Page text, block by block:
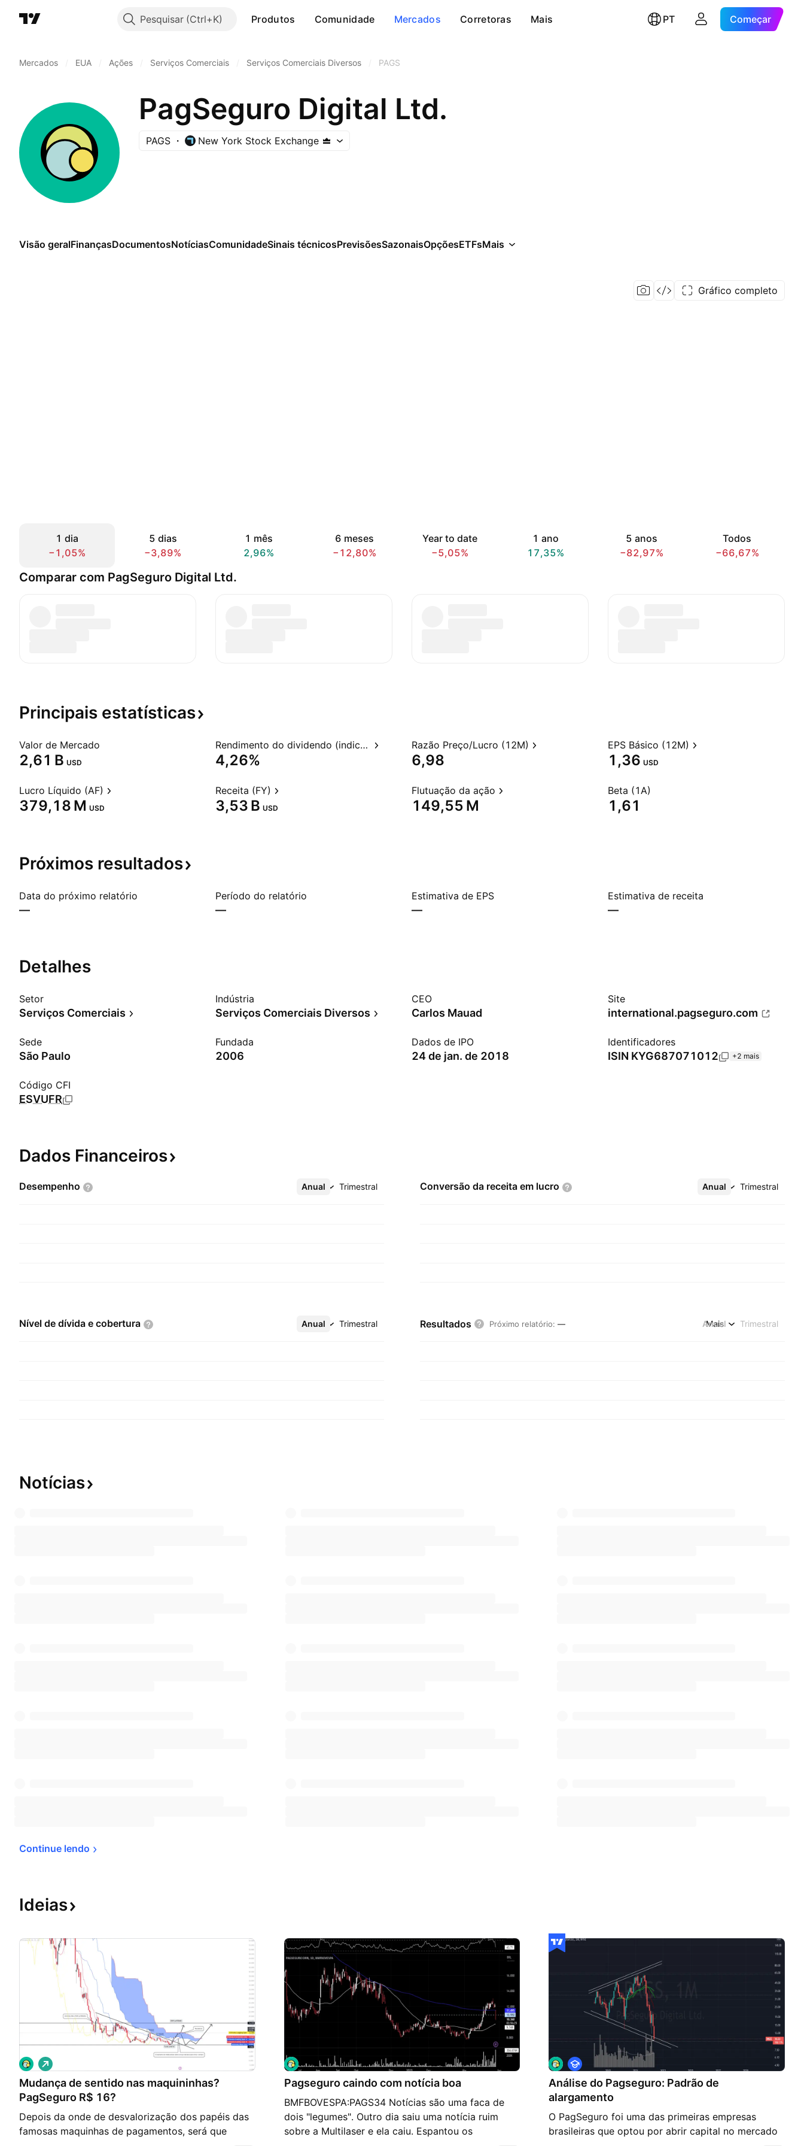
Pesquisar Produtos Comunidade Mercados Corretoras Mais PT Começar
Mercados EUA Ações Serviços Comerciais Serviços Comerciais Diversos PAGS
PagSeguro Digital Ltd.
PAGS New York Stock Exchange
Visão geralFinançasDocumentosNotíciasComunidadeSinais técnicosPrevisõesSazonaisOpçõesETFsMais
Gráfico completo
1 dia
−1,05%
5 dias
−3,89%
1 mês
2,96%
6 meses
−12,80%
Year to date
−5,05%
1 ano
17,35%
5 anos
−82,97%
Todos
−66,67%
Comparar com PagSeguro Digital Ltd.
Principais estatísticas
Valor de Mercado
‪2,61 B‬ USD
Rendimento do dividendo (indicado)
4,26%
Razão Preço/Lucro (12M)
6,98
EPS Básico (12M)
1,36 USD
Lucro Líquido (AF)
‪379,18 M‬ USD
Receita (FY)
‪3,53 B‬ USD
Flutuação da ação
‪149,55 M‬
Beta (1A)
1,61
Próximos resultados
Data do próximo relatório
—
Período do relatório
—
Estimativa de EPS
—
Estimativa de receita
—
Detalhes
Setor
Serviços Comerciais
Indústria
Serviços Comerciais Diversos
CEO
Carlos Mauad
Site
international.pagseguro.com
Sede
São Paulo
Fundada
2006
Dados de IPO
24 de jan. de 2018
Identificadores
ISIN KYG687071012 +2 mais
Código CFI
ESVUFR
Dados Financeiros
Desempenho Anual Trimestral
Mais Conversão da receita em lucro Anual Trimestral
Mais
Nível de dívida e cobertura Anual Trimestral
Mais Resultados Próximo relatório: — Anual Trimestral
Mais
Notícias
Continue lendo
Ideias
Mudança de sentido nas maquininhas?
PagSeguro R$ 16?
Depois da onde de desvalorização dos papéis das
famosas maquinhas de pagamentos, será que
V
i
é
s
d
a
l
Pagseguro caindo com notícia boa
BMFBOVESPA:PAGS34 Notícias são uma faca de
dois "legumes". Outro dia saiu uma notícia ruim
sobre a Multilaser e ela caiu. Espantou os
Análise do Pagseguro: Padrão de
alargamento
O PagSeguro foi uma das primeiras empresas
brasileiras que optou por abrir capital no mercado
E
d
u
a
i
o